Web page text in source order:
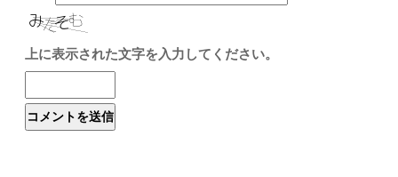
上に表示された文字を入力してください。